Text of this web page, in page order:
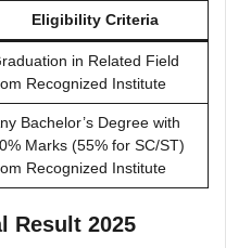
Eligibility Criteria
in Related Field
Recognized Institute
Bachelor’s Degree with
Marks (55% for SC/ST)
Recognized Institute
Result 2025